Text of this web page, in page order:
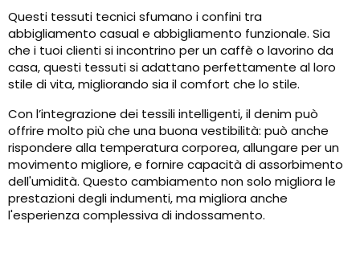
Questi tessuti tecnici sfumano i confini tra
abbigliamento casual e abbigliamento funzionale. Sia
che i tuoi clienti si incontrino per un caffè o lavorino da
casa, questi tessuti si adattano perfettamente al loro
stile di vita, migliorando sia il comfort che lo stile.
Con l’integrazione dei tessili intelligenti, il denim può
offrire molto più che una buona vestibilità: può anche
rispondere alla temperatura corporea, allungare per un
movimento migliore, e fornire capacità di assorbimento
dell'umidità. Questo cambiamento non solo migliora le
prestazioni degli indumenti, ma migliora anche
l'esperienza complessiva di indossamento.